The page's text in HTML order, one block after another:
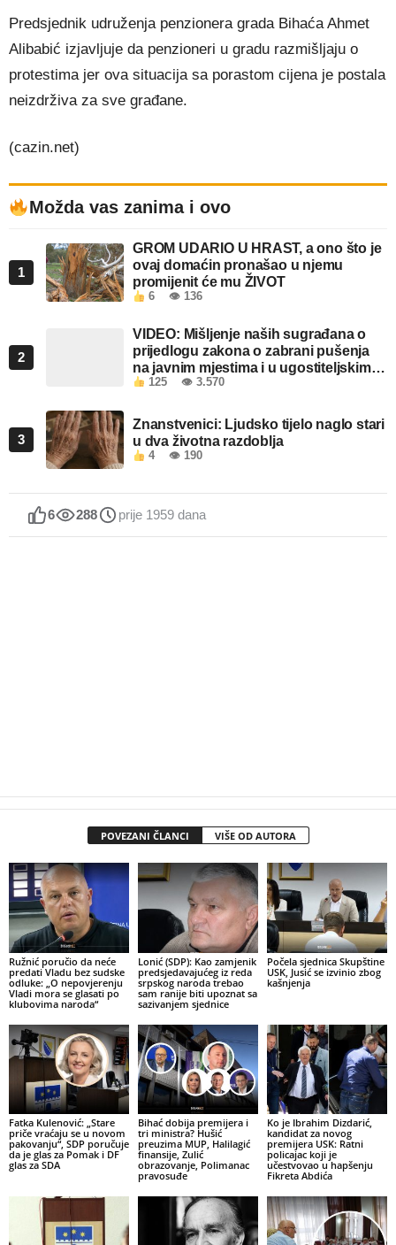
Predsjednik udruženja penzionera grada Bihaća Ahmet
Alibabić izjavljuje da penzioneri u gradu razmišljaju o
protestima jer ova situacija sa porastom cijena je postala
neizdrživa za sve građane.
(cazin.net)
Možda vas zanima i ovo
1
GROM UDARIO U HRAST, a ono što je
ovaj domaćin pronašao u njemu
promijenit će mu ŽIVOT
6 👁 136
2
VIDEO: Mišljenje naših sugrađana o
prijedlogu zakona o zabrani pušenja
na javnim mjestima i u ugostiteljskim
objektima u FBiH
125 👁 3.570
3
Znanstvenici: Ljudsko tijelo naglo stari
u dva životna razdoblja
4 👁 190
6 288 prije 1959 dana
POVEZANI ČLANCI VIŠE OD AUTORA
Ružnić poručio da neće
predati Vladu bez sudske
odluke: „O nepovjerenju
Vladi mora se glasati po
klubovima naroda“
Lonić (SDP): Kao zamjenik
predsjedavajućeg iz reda
srpskog naroda trebao
sam ranije biti upoznat sa
sazivanjem sjednice
Počela sjednica Skupštine
USK, Jusić se izvinio zbog
kašnjenja
Fatka Kulenović: „Stare
priče vraćaju se u novom
pakovanju“, SDP poručuje
da je glas za Pomak i DF
glas za SDA
Bihać dobija premijera i
tri ministra? Hušić
preuzima MUP, Halilagić
finansije, Zulić
obrazovanje, Polimanac
pravosuđe
Ko je Ibrahim Dizdarić,
kandidat za novog
premijera USK: Ratni
policajac koji je
učestvovao u hapšenju
Fikreta Abdića